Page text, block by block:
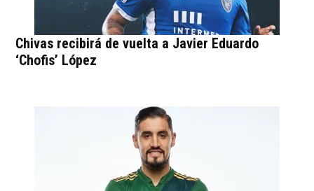
Chivas recibirá de vuelta a Javier Eduardo
‘Chofis’ López